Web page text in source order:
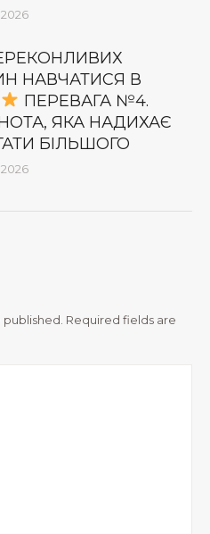
НАВЧАТИСЯ В
ПЕРЕВАГА №4.
ЯКА НАДИХАЄ
БІЛЬШОГО
Required fields are